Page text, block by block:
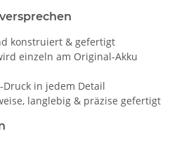
konstruiert & gefertigt
einzeln am Original-Akku
Druck in jedem Detail
langlebig & präzise gefertigt